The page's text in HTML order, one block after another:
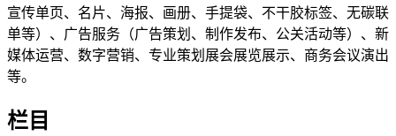
宣传单页、名片、海报、画册、手提袋、不干胶标签、无碳联
单等）、广告服务（广告策划、制作发布、公关活动等）、新
媒体运营、数字营销、专业策划展会展览展示、商务会议演出
等。
栏目